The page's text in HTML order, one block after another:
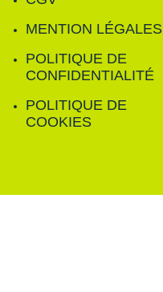
MENTION LÉGALES
POLITIQUE DE
CONFIDENTIALITÉ
POLITIQUE DE
COOKIES